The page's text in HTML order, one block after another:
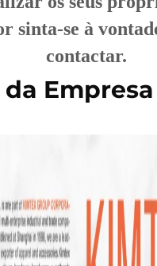
sinta-se à
contactar.
Empresa